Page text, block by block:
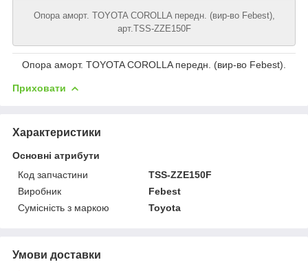
Опора аморт. TOYOTA COROLLA передн. (вир-во Febest),
арт.TSS-ZZE150F
Опора аморт. TOYOTA COROLLA передн. (вир-во Febest).
Приховати
Характеристики
Основні атрибути
Код запчастини
TSS-ZZE150F
Виробник
Febest
Сумісність з маркою
Toyota
Умови доставки